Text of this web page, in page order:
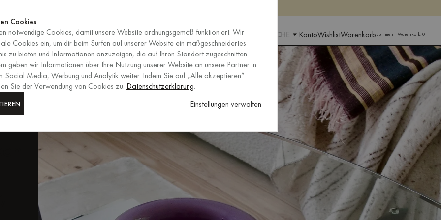
DE/EURAUSWAHL VON REGION UND SPRACHE KontoWishlistWarenkorbSumme im Warenkorb:0
Cookies
notwendige Cookies, damit unsere Website ordnungsgemäß funktioniert. Wir
Cookies ein, um dir beim Surfen auf unserer Website ein maßgeschneidertes
zu bieten und Informationen anzuzeigen, die auf Ihren Standort zugeschnitten
geben wir Informationen über Ihre Nutzung unserer Website an unsere Partner in
Social Media, Werbung und Analytik weiter. Indem Sie auf „Alle akzeptieren“
Sie der Verwendung von Cookies zu. Datenschutzerklärung.
Einstellungen verwalten